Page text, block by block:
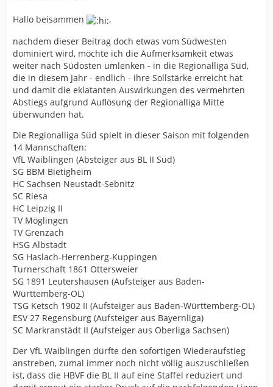
Hallo beisammen
,
nachdem dieser Beitrag doch etwas vom Südwesten
dominiert wird, möchte ich die Aufmerksamkeit etwas
weiter nach Südosten umlenken - in die Regionalliga Süd,
die in diesem Jahr - endlich - ihre Sollstärke erreicht hat
und damit die eklatanten Auswirkungen des vermehrten
Abstiegs aufgrund Auflösung der Regionalliga Mitte
überwunden hat.
Die Regionalliga Süd spielt in dieser Saison mit folgenden
14 Mannschaften:
VfL Waiblingen (Absteiger aus BL II Süd)
SG BBM Bietigheim
HC Sachsen Neustadt-Sebnitz
SC Riesa
HC Leipzig II
TV Möglingen
TV Grenzach
HSG Albstadt
SG Haslach-Herrenberg-Kuppingen
Turnerschaft 1861 Ottersweier
SG 1891 Leutershausen (Aufsteiger aus Baden-
Württemberg-OL)
TSG Ketsch 1902 II (Aufsteiger aus Baden-Württemberg-OL)
ESV 27 Regensburg (Aufsteiger aus Bayernliga)
SC Markranstädt II (Aufsteiger aus Oberliga Sachsen)
Der VfL Waiblingen dürfte den sofortigen Wiederaufstieg
anstreben, zumal immer noch nicht völlig auszuschließen
ist, dass die HBVF die BL II auf eine Staffel reduziert und